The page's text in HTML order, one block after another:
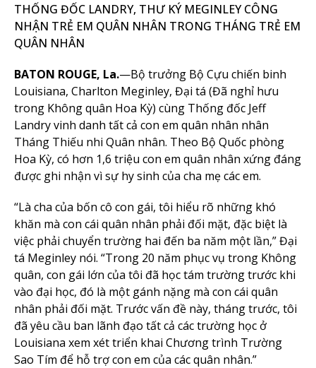
THỐNG ĐỐC LANDRY, THƯ KÝ MEGINLEY CÔNG
NHẬN TRẺ EM QUÂN NHÂN TRONG THÁNG TRẺ EM
QUÂN NHÂN
BATON ROUGE, La.—Bộ trưởng Bộ Cựu chiến binh
Louisiana, Charlton Meginley, Đại tá (Đã nghỉ hưu
trong Không quân Hoa Kỳ) cùng Thống đốc Jeff
Landry vinh danh tất cả con em quân nhân nhân
Tháng Thiếu nhi Quân nhân. Theo Bộ Quốc phòng
Hoa Kỳ, có hơn 1,6 triệu con em quân nhân xứng đáng
được ghi nhận vì sự hy sinh của cha mẹ các em.
“Là cha của bốn cô con gái, tôi hiểu rõ những khó
khăn mà con cái quân nhân phải đối mặt, đặc biệt là
việc phải chuyển trường hai đến ba năm một lần,” Đại
tá Meginley nói. “Trong 20 năm phục vụ trong Không
quân, con gái lớn của tôi đã học tám trường trước khi
vào đại học, đó là một gánh nặng mà con cái quân
nhân phải đối mặt. Trước vấn đề này, tháng trước, tôi
đã yêu cầu ban lãnh đạo tất cả các trường học ở
Louisiana xem xét triển khai Chương trình Trường
Sao Tím để hỗ trợ con em của các quân nhân.”